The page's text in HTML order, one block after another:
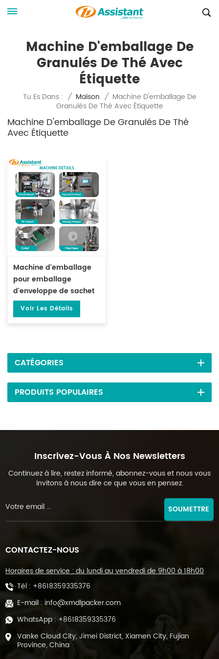
Machine D'emballage De
Granulés De Thé Avec
Étiquette
Tu Es Dans : / Maison / Machine D'emballage De
Granulés De Thé Avec Étiquette
Machine D'emballage De Granulés De Thé
Avec Étiquette
Machine d'emballage
pour emballage
d'enveloppe de sachet
de thé avec enveloppe
extérieure DL-LSDP-XBW
Voir Les Détails
CATÉGORIES
PRODUITS POPULAIRES
Inscrivez-Vous À Nos Newsletters
Continuez à lire, restez informé, abonnez-vous et nous vous
invitons à nous dire ce que vous en pensez.
SOUMETTRE
CONTACTEZ-NOUS
Horaires de service : du lundi au vendredi de 9h00 à 18h00
Tél : +8618359335376
E-mail : info@xmdlpacker.com
WhatsApp : +8618359335376
Vanke Cloud City, Jimei District, Xiamen City, Fujian
Province, China